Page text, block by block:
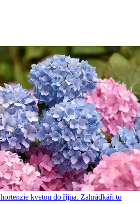
kvetou do října. Zahrádkáři to